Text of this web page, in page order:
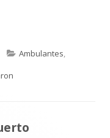
Categorías
Ambulantes,